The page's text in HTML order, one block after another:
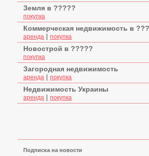
Земля в ?????
покупка
Коммерческая недвижимость в
аренда | покупка
Новострой в ?????
покупка
Загородная недвижимость
аренда | покупка
Недвижимость Украины
аренда | покупка
Подписка на новости